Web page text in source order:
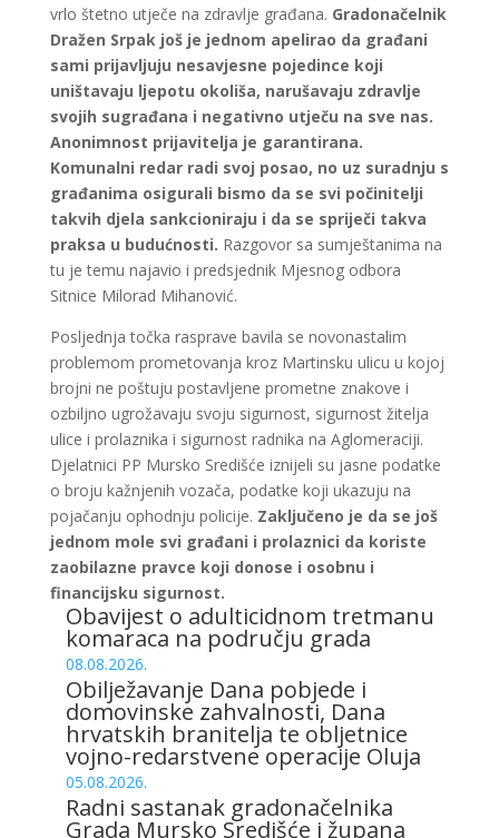
vrlo štetno utječe na zdravlje građana. Gradonačelnik
Dražen Srpak još je jednom apelirao da građani
sami prijavljuju nesavjesne pojedince koji
uništavaju ljepotu okoliša, narušavaju zdravlje
svojih sugrađana i negativno utječu na sve nas.
Anonimnost prijavitelja je garantirana.
Komunalni redar radi svoj posao, no uz suradnju s
građanima osigurali bismo da se svi počinitelji
takvih djela sankcioniraju i da se spriječi takva
praksa u budućnosti. Razgovor sa sumještanima na
tu je temu najavio i predsjednik Mjesnog odbora
Sitnice Milorad Mihanović.
Posljednja točka rasprave bavila se novonastalim
problemom prometovanja kroz Martinsku ulicu u kojoj
brojni ne poštuju postavljene prometne znakove i
ozbiljno ugrožavaju svoju sigurnost, sigurnost žitelja
ulice i prolaznika i sigurnost radnika na Aglomeraciji.
Djelatnici PP Mursko Središće iznijeli su jasne podatke
o broju kažnjenih vozača, podatke koji ukazuju na
pojačanju ophodnju policije. Zaključeno je da se još
jednom mole svi građani i prolaznici da koriste
zaobilazne pravce koji donose i osobnu i
financijsku sigurnost.
Obavijest o adulticidnom tretmanu
komaraca na području grada
08.08.2026.
Obilježavanje Dana pobjede i
domovinske zahvalnosti, Dana
hrvatskih branitelja te obljetnice
vojno-redarstvene operacije Oluja
05.08.2026.
Radni sastanak gradonačelnika
Grada Mursko Središće i župana